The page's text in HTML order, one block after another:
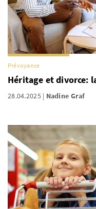
Prévoyance
Héritage et divorce:
28.04.2025 Nadine Graf